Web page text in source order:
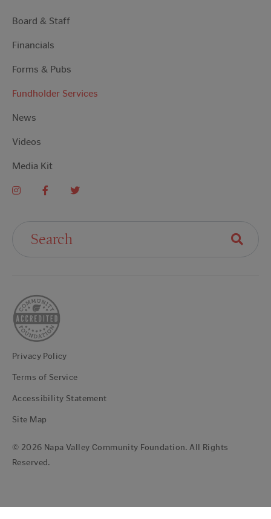
Board & Staff
Financials
Forms & Pubs
Fundholder Services
News
Videos
Media Kit
Privacy Policy
Terms of Service
Accessibility Statement
Site Map
© 2026 Napa Valley Community Foundation. All Rights
Reserved.